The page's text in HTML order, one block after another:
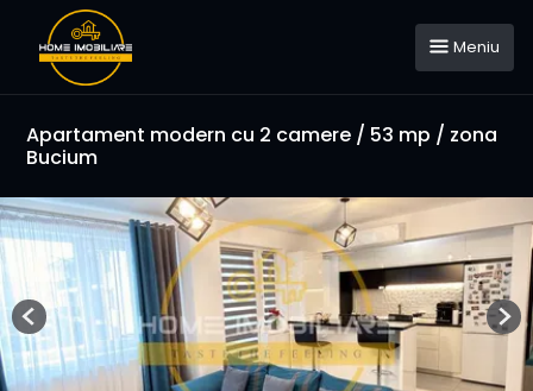
Meniu
Apartament modern cu 2 camere / 53 mp / zona
Bucium
Previous